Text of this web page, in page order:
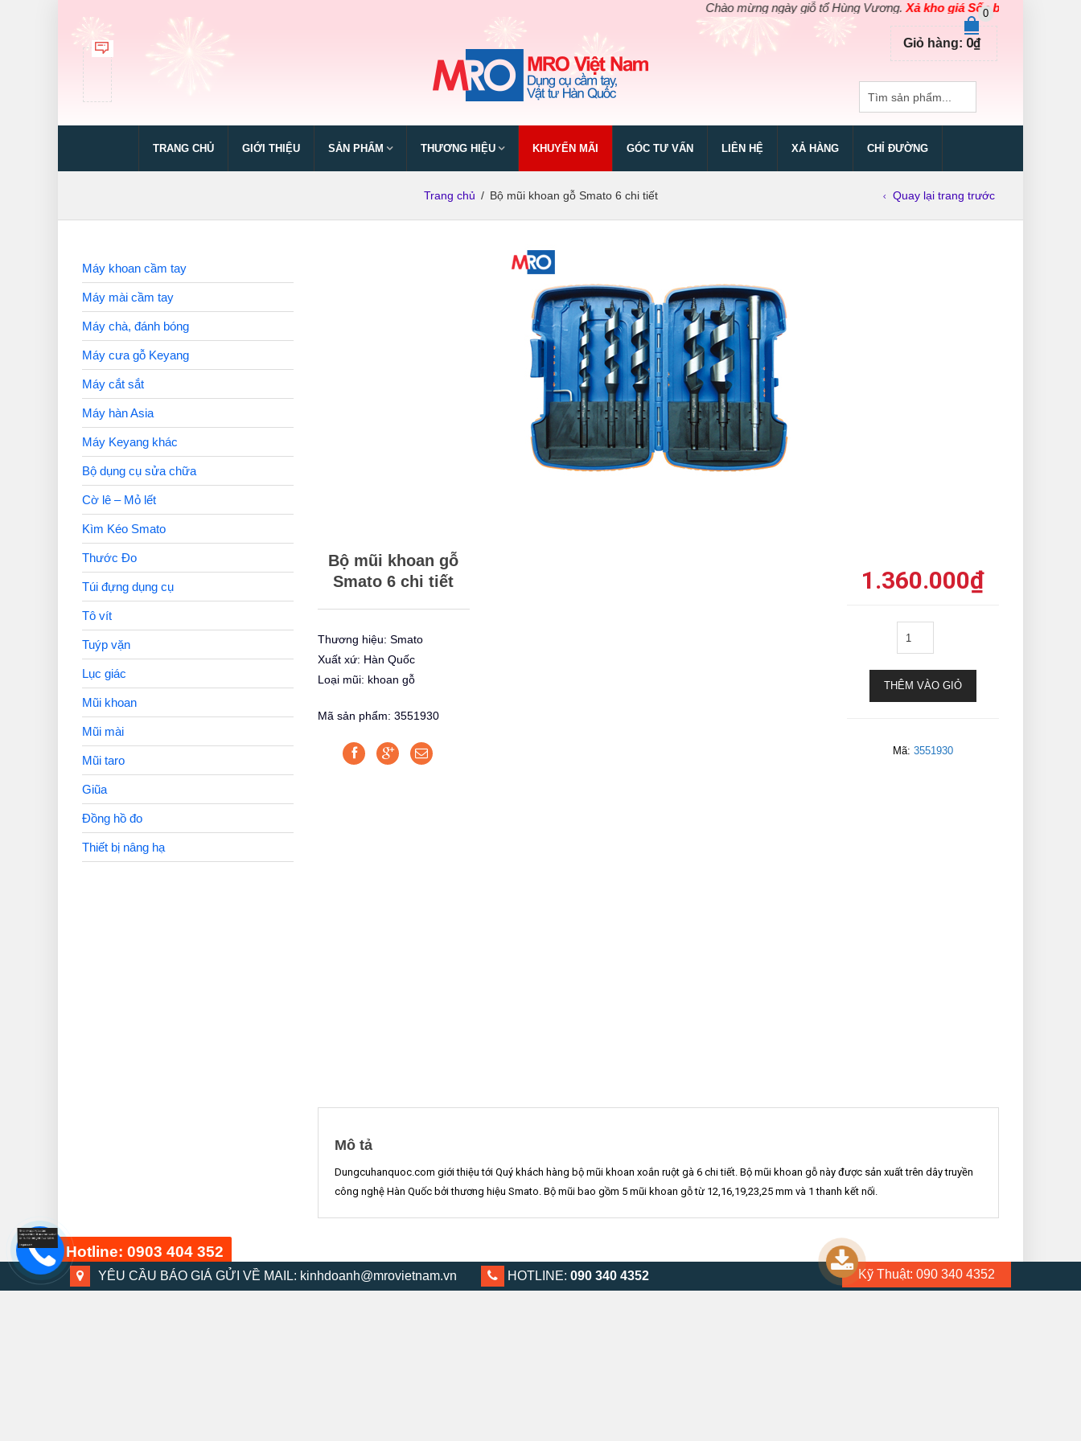
Chào mừng ngày giỗ tổ Hùng Vương.Xả kho giá Sốc bằng giá Gốc
0
Giỏ hàng: 0₫
TRANG CHỦ GIỚI THIỆU SẢN PHẨM THƯƠNG HIỆU KHUYẾN MÃI GÓC TƯ VẤN LIÊN HỆ XẢ HÀNG CHỈ ĐƯỜNG
Trang chủ / Bộ mũi khoan gỗ Smato 6 chi tiết Quay lại trang trước
Bộ mũi khoan gỗ
Smato 6 chi tiết
Thương hiệu: Smato
Xuất xứ: Hàn Quốc
Loại mũi: khoan gỗ
Mã sản phẩm: 3551930
1.360.000₫
THÊM VÀO GIỎ
Mã: 3551930
Mô tả
Dungcuhanquoc.com giới thiệu tới Quý khách hàng bộ mũi khoan xoắn ruột gà 6 chi tiết. Bộ mũi khoan gỗ này được sản xuất trên dây truyền
công nghệ Hàn Quốc bởi thương hiệu Smato. Bộ mũi bao gồm 5 mũi khoan gỗ từ 12,16,19,23,25 mm và 1 thanh kết nối.
Máy khoan cầm tay
Máy mài cầm tay
Máy chà, đánh bóng
Máy cưa gỗ Keyang
Máy cắt sắt
Máy hàn Asia
Máy Keyang khác
Bộ dụng cụ sửa chữa
Cờ lê – Mỏ lết
Kìm Kéo Smato
Thước Đo
Túi đựng dụng cụ
Tô vít
Tuýp vặn
Lục giác
Mũi khoan
Mũi mài
Mũi taro
Giũa
Đồng hồ đo
Thiết bị nâng hạ
YÊU CẦU BÁO GIÁ GỬI VỀ MAIL: kinhdoanh@mrovietnam.vn HOTLINE: 090 340 4352 Kỹ Thuật: 090 340 4352
Hotline: 0903 404 352
0903 404 352